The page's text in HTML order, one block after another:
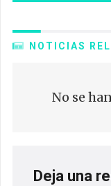
NOTICIAS
No se
Deja una